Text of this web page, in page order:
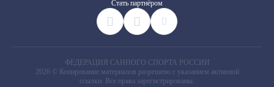
Cтать партнёром
ФЕДЕРАЦИЯ САННОГО СПОРТА РОССИИ
2026 © Копирование материалов разрешено с указанием активной
ссылки. Все права зарегистрированы.